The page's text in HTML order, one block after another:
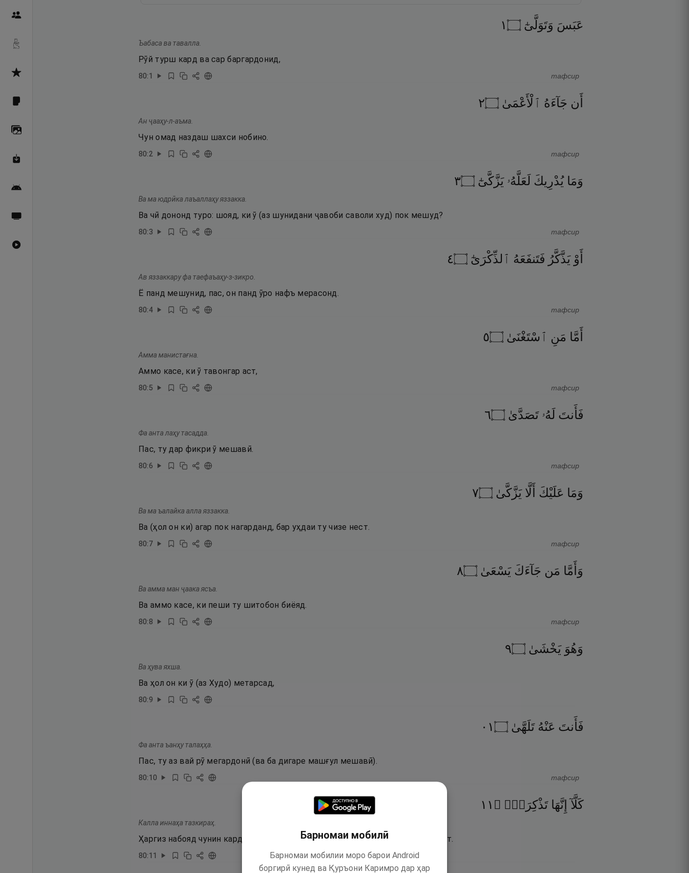
عَبَسَ وَتَوَلَّىٰٓ ۝١
Ъабаса ва тавалла.
Рӯй турш кард ва сар баргардонид,
80:1 тафсир
أَن جَآءَهُ ٱلْأَعْمَىٰ ۝٢
Ан ҷааҳу-л-аъма.
Чун омад наздаш шахси нобино.
80:2 тафсир
وَمَا يُدْرِيكَ لَعَلَّهُۥ يَزَّكَّىٰٓ ۝٣
Ва ма юдрӣка лаъаллаҳу яззакка.
Ва чӣ дононд туро: шояд, ки ӯ (аз шунидани ҷавоби саволи худ) пок мешуд?
80:3 тафсир
أَوْ يَذَّكَّرُ فَتَنفَعَهُ ٱلذِّكْرَىٰٓ ۝٤
Ав яззаккару фа таефаъаҳу-з-зикро.
Ё панд мешунид, пас, он панд ӯро нафъ мерасонд.
80:4 тафсир
أَمَّا مَنِ ٱسْتَغْنَىٰ ۝٥
Амма манистағна.
Аммо касе, ки ӯ тавонгар аст,
80:5 тафсир
فَأَنتَ لَهُۥ تَصَدَّىٰ ۝٦
Фа анта лаҳу тасадда.
Пас, ту дар фикри ӯ мешавӣ.
80:6 тафсир
وَمَا عَلَيْكَ أَلَّا يَزَّكَّىٰ ۝٧
Ва ма ъалайка алла яззакка.
Ва (ҳол он ки) агар пок нагарданд, бар уҳдаи ту чизе нест.
80:7 тафсир
وَأَمَّا مَن جَآءَكَ يَسْعَىٰ ۝٨
Ва амма ман ҷаака ясъа.
Ва аммо касе, ки пеши ту шитобон биёяд.
80:8 тафсир
وَهُوَ يَخْشَىٰ ۝٩
Ва ҳува яхша.
Ва ҳол он ки ӯ (аз Худо) метарсад,
80:9
فَأَنتَ عَنْهُ تَلَهَّىٰ ۝١٠
Фа анта ъанҳу талаҳҳа.
Пас, ту аз вай рӯ мегардонӣ (ва ба дигаре машғул мешавӣ).
80:10 тафсир
كَلَّآ إِنَّهَا تَذْكِرَةٌۭ ۝ ١١
Калла иннаҳа тазкираҳ.
Ҳаргиз набояд чунин кард, ҳаройина, оёти Қуръон барои панд ва тазаккур аст.
80:11
Барномаи мобилӣ
Барномаи мобилии моро барои Android
боргирӣ кунед ва Қуръони Каримро дар ҳар